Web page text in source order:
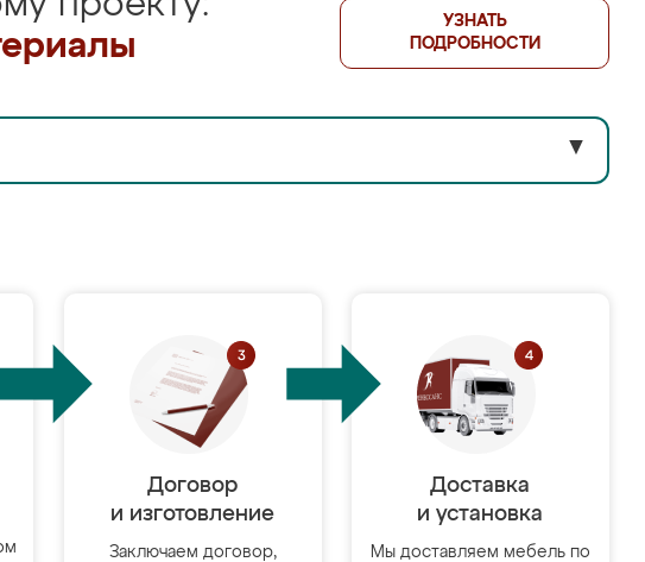
УЗНАТЬ
ПОДРОБНОСТИ
▼
Договор
и изготовление
Заключаем договор,
Доставка
и установка
Мы доставляем мебель по